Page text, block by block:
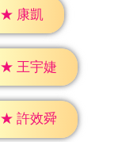
★ 康凱
★ 王宇婕
★ 許效舜